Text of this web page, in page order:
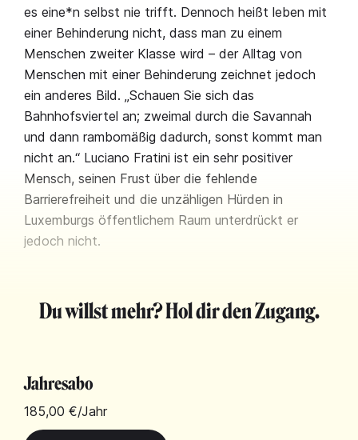
es eine*n selbst nie trifft. Dennoch heißt leben mit
einer Behinderung nicht, dass man zu einem
Menschen zweiter Klasse wird – der Alltag von
Menschen mit einer Behinderung zeichnet jedoch
ein anderes Bild. „Schauen Sie sich das
Bahnhofsviertel an; zweimal durch die Savannah
und dann rambomäßig dadurch, sonst kommt man
nicht an.“ Luciano Fratini ist ein sehr positiver
Mensch, seinen Frust über die fehlende
Barrierefreiheit und die unzähligen Hürden in
Luxemburgs öffentlichem Raum unterdrückt er
jedoch nicht.
Du willst mehr? Hol dir den Zugang.
Jahresabo
185,00 €/Jahr